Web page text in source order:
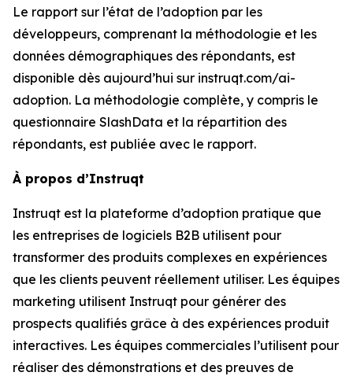
Le rapport sur l’état de l’adoption par les
développeurs, comprenant la méthodologie et les
données démographiques des répondants, est
disponible dès aujourd’hui sur instruqt.com/ai-
adoption. La méthodologie complète, y compris le
questionnaire SlashData et la répartition des
répondants, est publiée avec le rapport.
À propos d’Instruqt
Instruqt est la plateforme d’adoption pratique que
les entreprises de logiciels B2B utilisent pour
transformer des produits complexes en expériences
que les clients peuvent réellement utiliser. Les équipes
marketing utilisent Instruqt pour générer des
prospects qualifiés grâce à des expériences produit
interactives. Les équipes commerciales l’utilisent pour
réaliser des démonstrations et des preuves de